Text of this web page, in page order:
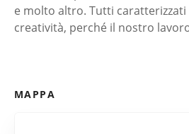
e molto altro. Tutti
creatività, perché il nostro
MAPPA